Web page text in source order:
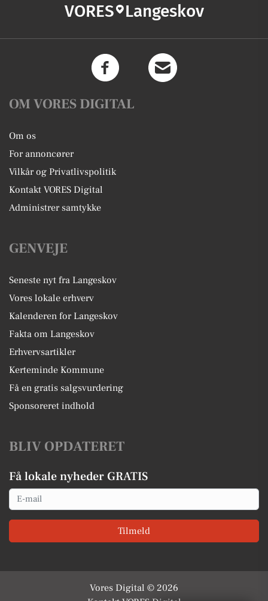
VORES Langeskov
OM VORES DIGITAL
Om os
For annoncører
Vilkår og Privatlivspolitik
Kontakt VORES Digital
Administrer samtykke
GENVEJE
Seneste nyt fra Langeskov
Vores lokale erhverv
Kalenderen for Langeskov
Fakta om Langeskov
Erhvervsartikler
Kerteminde Kommune
Få en gratis salgsvurdering
Sponsoreret indhold
BLIV OPDATERET
Få lokale nyheder GRATIS
Email
Tilmeld
Vores Digital © 2026